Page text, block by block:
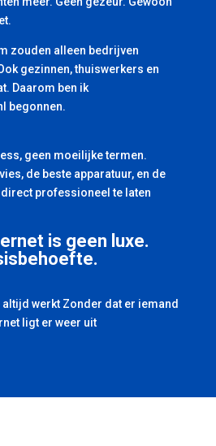
zouden alleen bedrijven
gezinnen, thuiswerkers en
Daarom ben ik
begonnen.
geen moeilijke termen.
de beste apparatuur, en de
professioneel te laten
is geen luxe.
werkt Zonder dat er iemand
ligt er weer uit